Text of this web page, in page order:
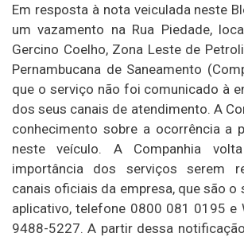
Em resposta à nota veiculada neste
um vazamento na Rua Piedade,
Gercino Coelho, Zona Leste de
Pernambucana de Saneamento
que o serviço não foi comunicado à
dos seus canais de atendimento. A
conhecimento sobre a ocorrência a
neste veículo. A Companhia
importância dos serviços serem
canais oficiais da empresa, que são o
aplicativo, telefone 0800 081 0195 e
9488-5227. A partir dessa